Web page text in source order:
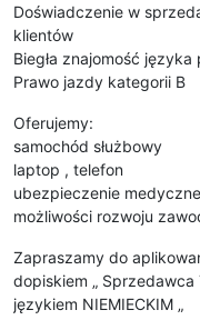
Doświadczenie w
klientów
Biegła znajomość
Prawo jazdy kategorii B
Oferujemy:
samochód służbowy
laptop , telefon
ubezpieczenie medyczne
możliwości rozwoju
Zapraszamy do
dopiskiem „
językiem NIEMIECKIM „